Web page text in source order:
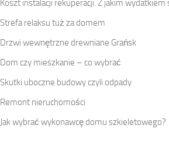
Koszt instalacji rekuperacji. Z jakim wydatkiem
Strefa relaksu tuż za domem
Drzwi wewnętrzne drewniane Grańsk
Dom czy mieszkanie – co wybrać
Skutki uboczne budowy czyli odpady
Remont nieruchomości
Jak wybrać wykonawcę domu szkieletowego?